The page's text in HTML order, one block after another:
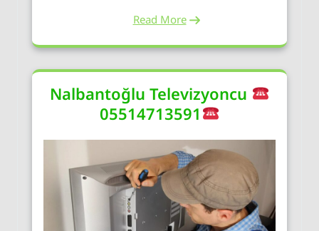
Read More
Nalbantoğlu Televizyoncu
05514713591